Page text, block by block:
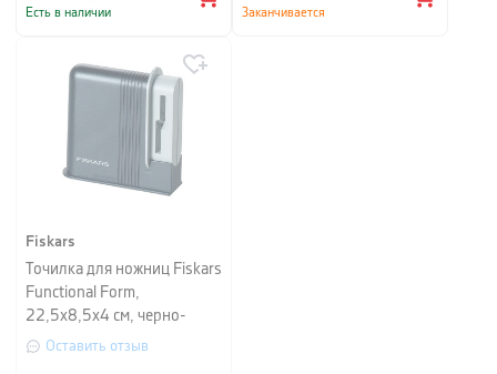
Есть в наличии Заканчивается
Fiskars
Точилка для ножниц Fiskars
Functional Form,
22,5х8,5х4 см, черно-
серыйОставить отзыв